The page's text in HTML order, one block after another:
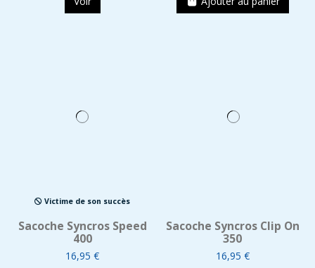
Victime de son succès
Sacoche Syncros Speed
400
16,95 €
Sacoche Syncros Clip On
350
16,95 €